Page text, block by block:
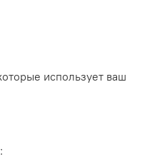
использует ваш